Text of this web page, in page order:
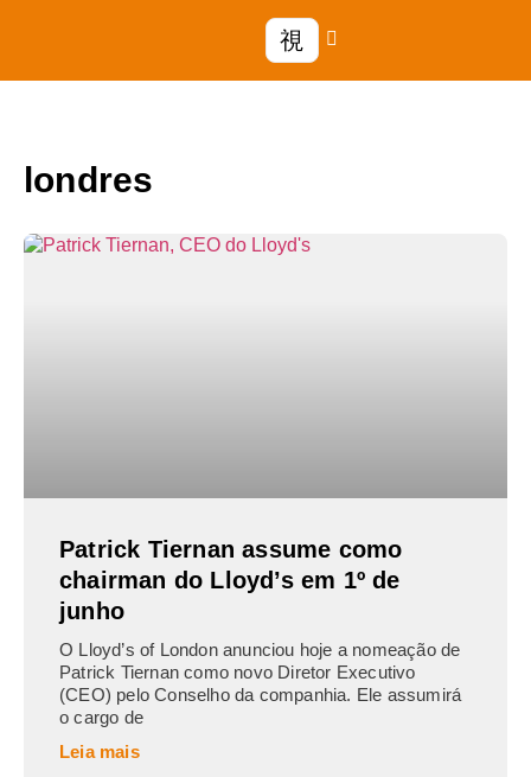
londres
Patrick Tiernan assume como
chairman do Lloyd’s em 1º de
junho
O Lloyd’s of London anunciou hoje a nomeação de
Patrick Tiernan como novo Diretor Executivo
(CEO) pelo Conselho da companhia. Ele assumirá
o cargo de
Leia mais